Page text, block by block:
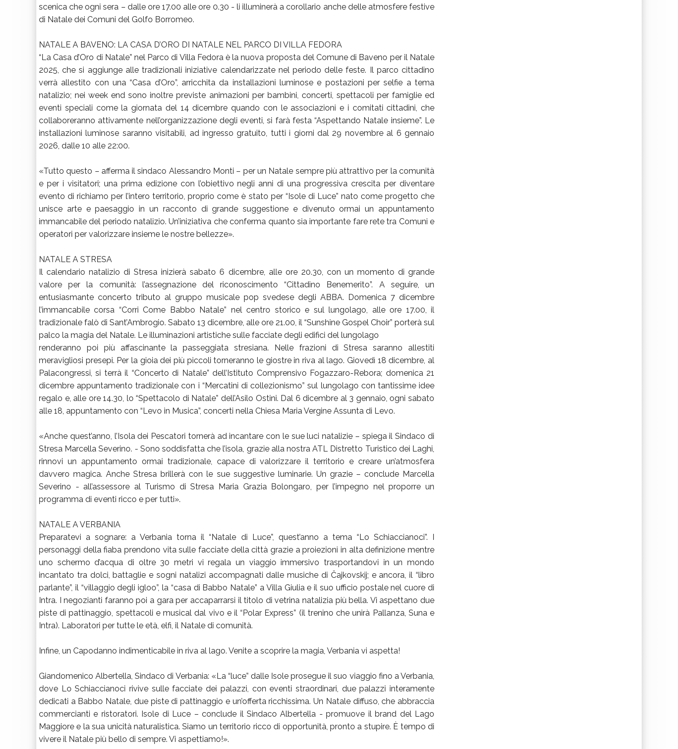
scenica che ogni sera – dalle ore 17.00 alle ore 0.30 - li illuminerà a corollario anche delle atmosfere festive
di Natale dei Comuni del Golfo Borromeo.
NATALE A BAVENO: LA CASA D’ORO DI NATALE NEL PARCO DI VILLA FEDORA
“La Casa d’Oro di Natale” nel Parco di Villa Fedora è la nuova proposta del Comune di Baveno per il Natale
2025, che si aggiunge alle tradizionali iniziative calendarizzate nel periodo delle feste. Il parco cittadino
verrà allestito con una “Casa d’Oro”, arricchita da installazioni luminose e postazioni per selfie a tema
natalizio; nei week end sono inoltre previste animazioni per bambini, concerti, spettacoli per famiglie ed
eventi speciali come la giornata del 14 dicembre quando con le associazioni e i comitati cittadini, che
collaboreranno attivamente nell’organizzazione degli eventi, si farà festa “Aspettando Natale insieme”. Le
installazioni luminose saranno visitabili, ad ingresso gratuito, tutti i giorni dal 29 novembre al 6 gennaio
2026, dalle 10 alle 22:00.
«Tutto questo – afferma il sindaco Alessandro Monti – per un Natale sempre più attrattivo per la comunità
e per i visitatori; una prima edizione con l’obiettivo negli anni di una progressiva crescita per diventare
evento di richiamo per l’intero territorio, proprio come è stato per “Isole di Luce” nato come progetto che
unisce arte e paesaggio in un racconto di grande suggestione e divenuto ormai un appuntamento
immancabile del periodo natalizio. Un’iniziativa che conferma quanto sia importante fare rete tra Comuni e
operatori per valorizzare insieme le nostre bellezze».
NATALE A STRESA
Il calendario natalizio di Stresa inizierà sabato 6 dicembre, alle ore 20.30, con un momento di grande
valore per la comunità: l’assegnazione del riconoscimento “Cittadino Benemerito”. A seguire, un
entusiasmante concerto tributo al gruppo musicale pop svedese degli ABBA. Domenica 7 dicembre
l’immancabile corsa “Corri Come Babbo Natale” nel centro storico e sul lungolago, alle ore 17.00, il
tradizionale falò di Sant’Ambrogio. Sabato 13 dicembre, alle ore 21.00, il “Sunshine Gospel Choir” porterà sul
palco la magia del Natale. Le illuminazioni artistiche sulle facciate degli edifici del lungolago
renderanno poi più affascinante la passeggiata stresiana. Nelle frazioni di Stresa saranno allestiti
meravigliosi presepi. Per la gioia dei più piccoli torneranno le giostre in riva al lago. Giovedì 18 dicembre, al
Palacongressi, si terrà il “Concerto di Natale” dell’Istituto Comprensivo Fogazzaro-Rebora; domenica 21
dicembre appuntamento tradizionale con i “Mercatini di collezionismo” sul lungolago con tantissime idee
regalo e, alle ore 14.30, lo “Spettacolo di Natale” dell’Asilo Ostini. Dal 6 dicembre al 3 gennaio, ogni sabato
alle 18, appuntamento con “Levo in Musica”, concerti nella Chiesa Maria Vergine Assunta di Levo.
«Anche quest’anno, l’Isola dei Pescatori tornerà ad incantare con le sue luci natalizie – spiega il Sindaco di
Stresa Marcella Severino. - Sono soddisfatta che l’isola, grazie alla nostra ATL Distretto Turistico dei Laghi,
rinnovi un appuntamento ormai tradizionale, capace di valorizzare il territorio e creare un’atmosfera
davvero magica. Anche Stresa brillerà con le sue suggestive luminarie. Un grazie – conclude Marcella
Severino - all’assessore al Turismo di Stresa Maria Grazia Bolongaro, per l’impegno nel proporre un
programma di eventi ricco e per tutti».
NATALE A VERBANIA
Preparatevi a sognare: a Verbania torna il “Natale di Luce”, quest’anno a tema “Lo Schiaccianoci”. I
personaggi della fiaba prendono vita sulle facciate della città grazie a proiezioni in alta definizione mentre
uno schermo d’acqua di oltre 30 metri vi regala un viaggio immersivo trasportandovi in un mondo
incantato tra dolci, battaglie e sogni natalizi accompagnati dalle musiche di Čajkovskij; e ancora, il “libro
parlante”, il “villaggio degli igloo”, la “casa di Babbo Natale” a Villa Giulia e il suo ufficio postale nel cuore di
Intra. I negozianti faranno poi a gara per accaparrarsi il titolo di vetrina natalizia più bella. Vi aspettano due
piste di pattinaggio, spettacoli e musical dal vivo e il “Polar Express” (il trenino che unirà Pallanza, Suna e
Intra). Laboratori per tutte le età, elfi, il Natale di comunità.
Infine, un Capodanno indimenticabile in riva al lago. Venite a scoprire la magia, Verbania vi aspetta!
Giandomenico Albertella, Sindaco di Verbania: «La “luce” dalle Isole prosegue il suo viaggio fino a Verbania,
dove Lo Schiaccianoci rivive sulle facciate dei palazzi, con eventi straordinari, due palazzi interamente
dedicati a Babbo Natale, due piste di pattinaggio e un’offerta ricchissima. Un Natale diffuso, che abbraccia
commercianti e ristoratori. Isole di Luce – conclude il Sindaco Albertella - promuove il brand del Lago
Maggiore e la sua unicità naturalistica. Siamo un territorio ricco di opportunità, pronto a stupire. È tempo di
vivere il Natale più bello di sempre. Vi aspettiamo!».